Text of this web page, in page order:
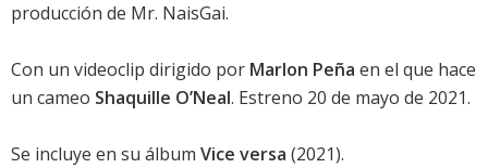
producción de Mr. NaisGai.
Con un videoclip dirigido por Marlon Peña en el que hace
un cameo Shaquille O’Neal. Estreno 20 de mayo de 2021.
Se incluye en su álbum Vice versa (2021).